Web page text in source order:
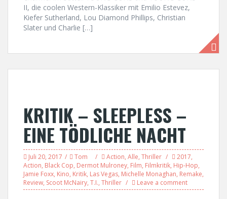
II, die coolen Western-Klassiker mit Emilio Estevez,
Kiefer Sutherland, Lou Diamond Phillips, Christian
Slater und Charlie […]
KRITIK – SLEEPLESS –
EINE TÖDLICHE NACHT
Juli 20, 2017 Tom Action, Alle, Thriller 2017,
Action, Black Cop, Dermot Mulroney, Film, Filmkritik, Hip-Hop,
Jamie Foxx, Kino, Kritik, Las Vegas, Michelle Monaghan, Remake,
Review, Scoot McNairy, T.I., Thriller Leave a comment